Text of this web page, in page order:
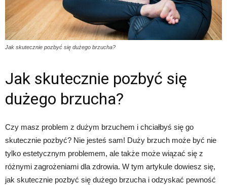
Jak skutecznie pozbyć się dużego brzucha?
Jak skutecznie pozbyć się
dużego brzucha?
Czy masz problem z dużym brzuchem i chciałbyś się go
skutecznie pozbyć? Nie jesteś sam! Duży brzuch może być nie
tylko estetycznym problemem, ale także może wiązać się z
różnymi zagrożeniami dla zdrowia. W tym artykule dowiesz się,
jak skutecznie pozbyć się dużego brzucha i odzyskać pewność